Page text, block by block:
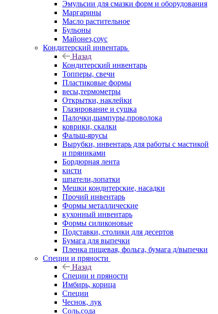
Эмульсии для смазки форм и оборудования
Маргарины
Масло растительное
Бульоны
Майонез,соус
Кондитерский инвентарь
Назад
Кондитерский инвентарь
Топперы, свечи
Пластиковые формы
весы,термометры
Открытки, наклейки
Глазирование и сушка
Палочки,шампуры,проволока
коврики, скалки
Фальш-ярусы
Вырубки, инвентарь для работы с мастикой
и пряниками
Бордюрная лента
кисти
шпатели,лопатки
Мешки кондитерские, насадки
Прочий инвентарь
Формы металлические
кухонный инвентарь
Формы силиконовые
Подставки, столики для десертов
Бумага для выпечки
Пленка пищевая, фольга, бумага д/выпечки
Специи и пряности
Назад
Специи и пряности
Имбирь, корица
Специи
Чеснок, лук
Соль,сода